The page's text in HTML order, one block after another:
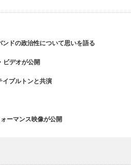
ドの政治性について思いを語る
ビデオが公開
イプルトンと共演
ーマンス映像が公開